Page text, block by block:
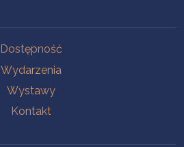
Dostępność
Wydarzenia
Wystawy
Kontakt